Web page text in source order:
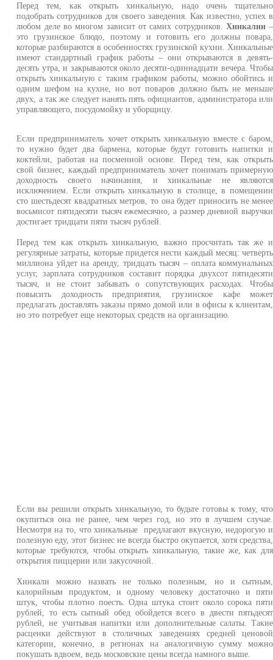
Перед тем, как открыть хинкальную, надо очень тщательно
подобрать сотрудников для своего заведения. Как известно, успех в
любом деле во многом зависит от самих сотрудников. Хинкалии–
это грузинское блюдо, поэтому и готовить его должны повара,
которые разбираются в особенностях грузинской кухни. Хинкальные
имеют стандартный график работы – они открываются в девять-
десять утра, и закрываются около десяти-одиннадцати вечера. Чтобы
открыть хинкальную с таким графиком работы, можно обойтись и
одним шефом на кухне, но вот поваров должно быть не меньше
двух, а так же следует нанять пять официантов, администратора или
управляющего, посудомойку и уборщицу.
Если предприниматель хочет открыть хинкальную вместе с баром,
то нужно будет два бармена, которые будут готовить напитки и
коктейли, работая на посменной основе. Перед тем, как открыть
свой бизнес, каждый предприниматель хочет понимать примерную
доходность своего начинания, и хинкальные не являются
исключением. Если открыть хинкальную в столице, в помещении
сто шестьдесят квадратных метров, то она будет приносить не менее
восьмисот пятидесяти тысяч ежемесячно, а размер дневной выручки
достигает тридцати пяти тысяч рублей.
Перед тем как открыть хинкальную, важно просчитать так же и
регулярные затраты, которые придется нести каждый месяц: четверть
миллиона уйдет на аренду, тридцать тысяч – оплата коммунальных
услуг, зарплата сотрудников составит порядка двухсот пятидесяти
тысяч, и не стоит забывать о сопутствующих расходах. Чтобы
повысить доходность предприятия, грузинское кафе может
предлагать доставлять заказы прямо домой или в офисы к клиентам,
но это потребует еще некоторых средств на организацию.
Если вы решили открыть хинкальную, то будьте готовы к тому, что
окупиться она не ранее, чем через год, но это в лучшем случае.
Несмотря на то, что хинкальные предлагают вкусную, недорогую и
полезную еду, этот бизнес не всегда быстро окупается, хотя средства,
которые требуются, чтобы открыть хинкальную, такие же, как для
открытия пиццерии или закусочной.
Хинкали можно назвать не только полезным, но и сытным,
калорийным продуктом, и одному человеку достаточно и пяти
штук, чтобы плотно поесть. Одна штука стоит около сорока пяти
рублей, то есть сытный обед обойдется всего в двести пятьдесят
рублей, не учитывая напитки или дополнительные салаты. Такие
расценки действуют в столичных заведениях средней ценовой
категории, конечно, в регионах на аналогичную сумму можно
покушать вдвоем, ведь московские цены всегда намного выше.